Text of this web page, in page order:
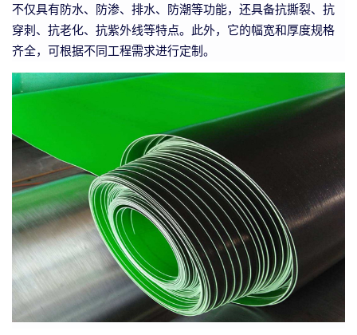
不仅具有防水、防渗、排水、防潮等功能，还具备抗撕裂、抗
穿刺、抗老化、抗紫外线等特点。此外，它的幅宽和厚度规格
齐全，可根据不同工程需求进行定制。